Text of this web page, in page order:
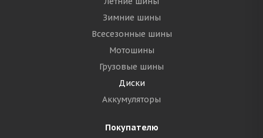
Зимние шины
Всесезонные шины
Мотошины
Грузовые шины
Диски
Аккумуляторы
Покупателю